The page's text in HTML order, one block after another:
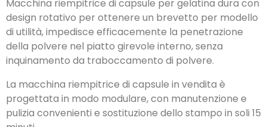
design rotativo per ottenere un brevetto per modello
di utilità, impedisce efficacemente la penetrazione
della polvere nel piatto girevole interno, senza
inquinamento da traboccamento di polvere.
progettata in modo modulare,con manutenzione e
pulizia convenienti e sostituzione dello stampo in soli
minuti.